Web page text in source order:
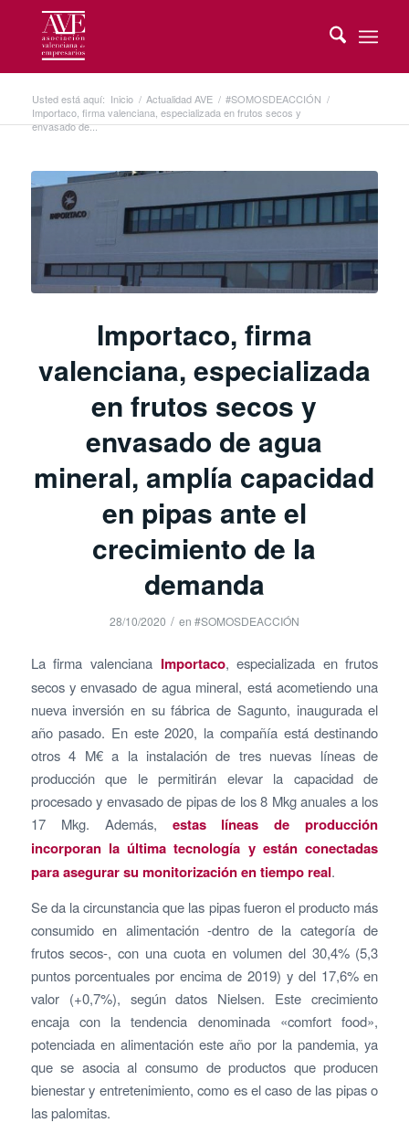
Usted está aquí: Inicio / Actualidad AVE / #SOMOSDEACCIÓN /
Importaco, firma valenciana, especializada en frutos secos y
envasado de...
Importaco, firma
valenciana, especializada
en frutos secos y
envasado de agua
mineral, amplía capacidad
en pipas ante el
crecimiento de la
demanda
28/10/2020 / en #SOMOSDEACCIÓN
La firma valenciana Importaco, especializada en frutos
secos y envasado de agua mineral, está acometiendo una
nueva inversión en su fábrica de Sagunto, inaugurada el
año pasado. En este 2020, la compañía está destinando
otros 4 M€ a la instalación de tres nuevas líneas de
producción que le permitirán elevar la capacidad de
procesado y envasado de pipas de los 8 Mkg anuales a los
17 Mkg. Además, estas líneas de producción
incorporan la última tecnología y están conectadas
para asegurar su monitorización en tiempo real.
Se da la circunstancia que las pipas fueron el producto más
consumido en alimentación -dentro de la categoría de
frutos secos-, con una cuota en volumen del 30,4% (5,3
puntos porcentuales por encima de 2019) y del 17,6% en
valor (+0,7%), según datos Nielsen. Este crecimiento
encaja con la tendencia denominada «comfort food»,
potenciada en alimentación este año por la pandemia, ya
que se asocia al consumo de productos que producen
bienestar y entretenimiento, como es el caso de las pipas o
las palomitas.